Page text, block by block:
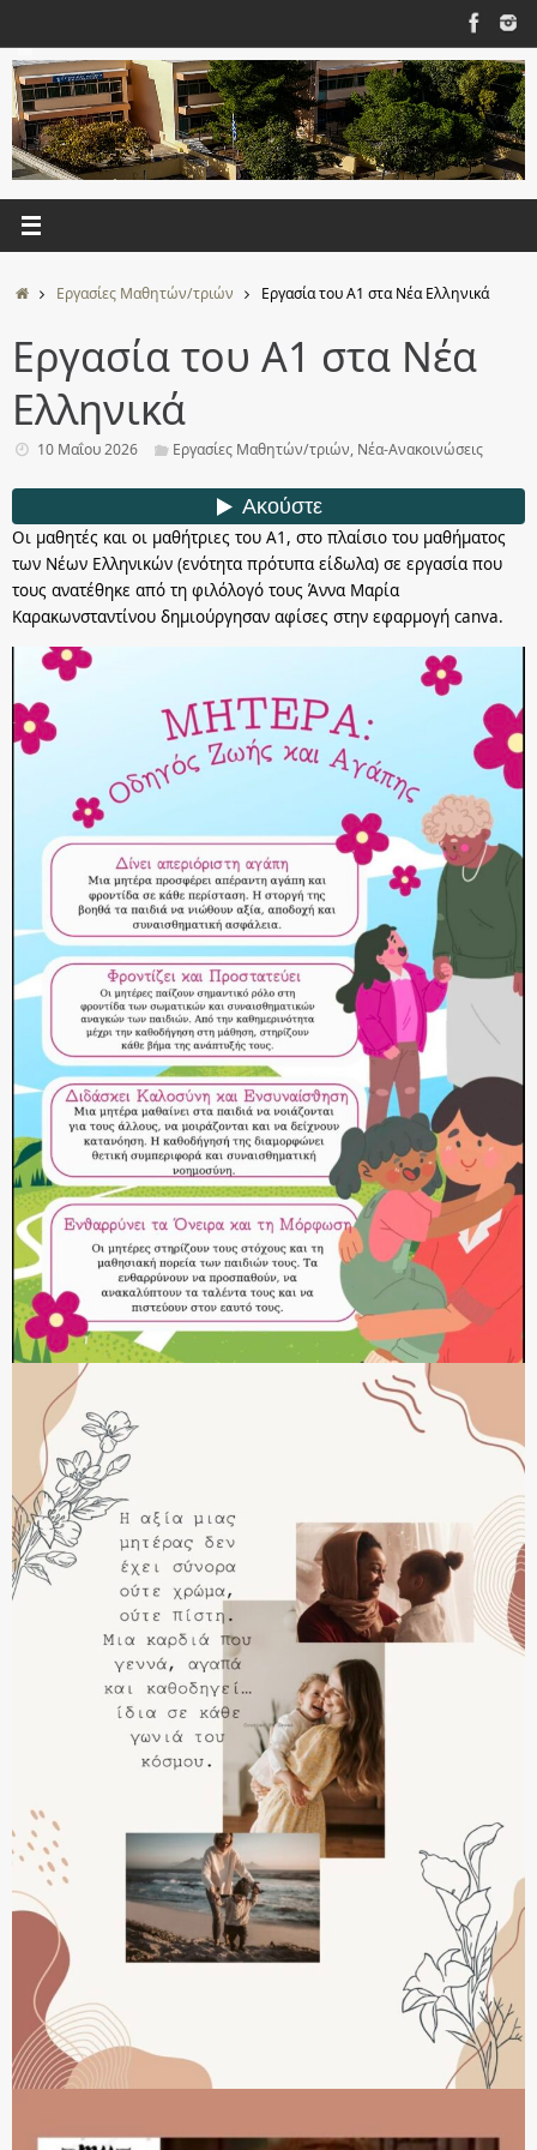
περιεχόμενο
ΑρχικήΕργασίες Μαθητών/τριών Εργασία του Α1 στα Νέα Ελληνικά
Εργασία του Α1 στα Νέα
Ελληνικά
10 Μαΐου 2026 Εργασίες Μαθητών/τριών, Νέα-Ανακοινώσεις
Οι μαθητές και οι μαθήτριες του Α1, στο πλαίσιο του μαθήματος
των Νέων Ελληνικών (ενότητα πρότυπα είδωλα) σε εργασία που
τους ανατέθηκε από τη φιλόλογό τους Άννα Μαρία
Καρακωνσταντίνου δημιούργησαν αφίσες στην εφαρμογή canva.